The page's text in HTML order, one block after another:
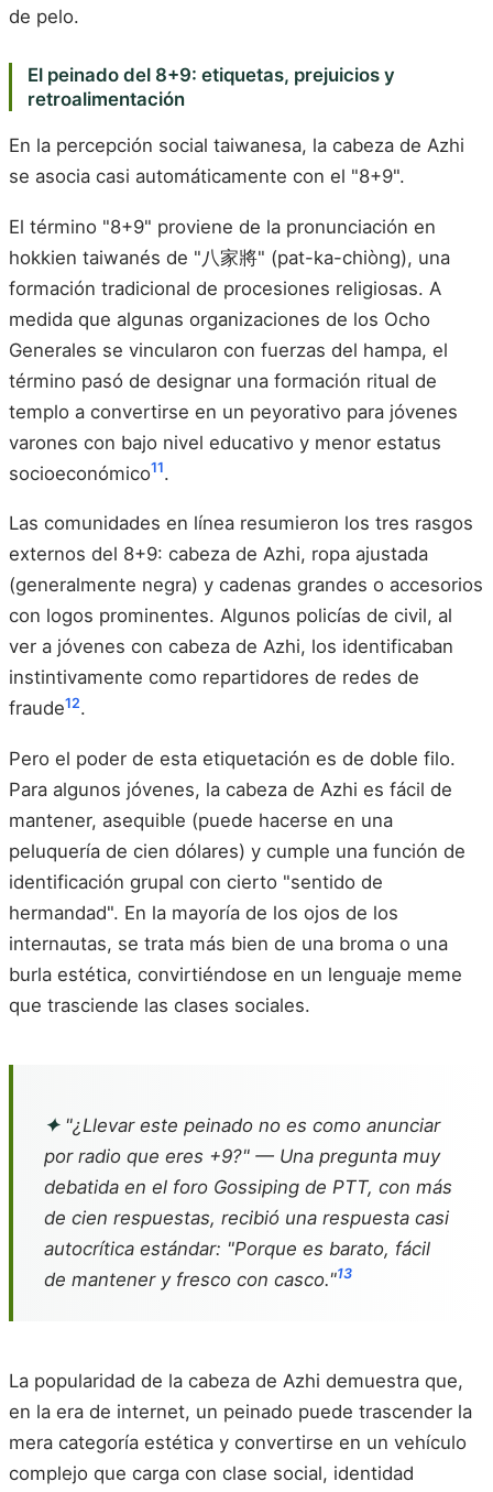
de pelo.
El peinado del 8+9: etiquetas, prejuicios y
retroalimentación
En la percepción social taiwanesa, la cabeza de Azhi
se asocia casi automáticamente con el "8+9".
El término "8+9" proviene de la pronunciación en
hokkien taiwanés de "八家將" (pat-ka-chiòng), una
formación tradicional de procesiones religiosas. A
medida que algunas organizaciones de los Ocho
Generales se vincularon con fuerzas del hampa, el
término pasó de designar una formación ritual de
templo a convertirse en un peyorativo para jóvenes
varones con bajo nivel educativo y menor estatus
socioeconómico11.
Las comunidades en línea resumieron los tres rasgos
externos del 8+9: cabeza de Azhi, ropa ajustada
(generalmente negra) y cadenas grandes o accesorios
con logos prominentes. Algunos policías de civil, al
ver a jóvenes con cabeza de Azhi, los identificaban
instintivamente como repartidores de redes de
fraude12.
Pero el poder de esta etiquetación es de doble filo.
Para algunos jóvenes, la cabeza de Azhi es fácil de
mantener, asequible (puede hacerse en una
peluquería de cien dólares) y cumple una función de
identificación grupal con cierto "sentido de
hermandad". En la mayoría de los ojos de los
internautas, se trata más bien de una broma o una
burla estética, convirtiéndose en un lenguaje meme
que trasciende las clases sociales.
✦"¿Llevar este peinado no es como anunciar
por radio que eres +9?" — Una pregunta muy
debatida en el foro Gossiping de PTT, con más
de cien respuestas, recibió una respuesta casi
autocrítica estándar: "Porque es barato, fácil
de mantener y fresco con casco."13
La popularidad de la cabeza de Azhi demuestra que,
en la era de internet, un peinado puede trascender la
mera categoría estética y convertirse en un vehículo
complejo que carga con clase social, identidad